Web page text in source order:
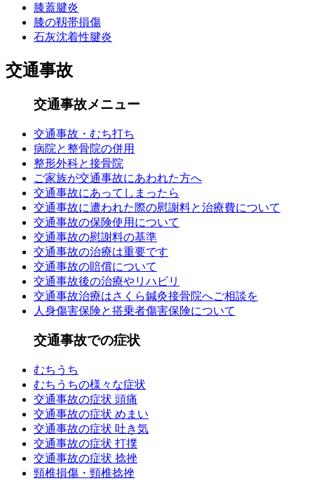
膝蓋腱炎
膝の靱帯損傷
石灰沈着性腱炎
交通事故
交通事故メニュー
交通事故・むち打ち
病院と整骨院の併用
整形外科と接骨院
ご家族が交通事故にあわれた方へ
交通事故にあってしまったら
交通事故に遭われた際の慰謝料と治療費について
交通事故の保険使用について
交通事故の慰謝料の基準
交通事故の治療は重要です
交通事故の賠償について
交通事故後の治療やリハビリ
交通事故治療はさくら鍼灸接骨院へご相談を
人身傷害保険と搭乗者傷害保険について
交通事故での症状
むちうち
むちうちの様々な症状
交通事故の症状 頭痛
交通事故の症状 めまい
交通事故の症状 吐き気
交通事故の症状 打撲
交通事故の症状 捻挫
頸椎損傷・頸椎捻挫